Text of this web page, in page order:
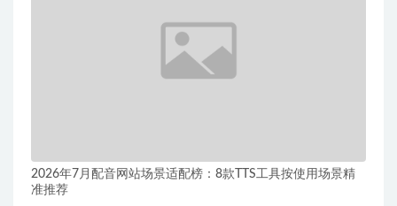
2026年7月配音网站场景适配榜：8款TTS工具按使用场景精
准推荐